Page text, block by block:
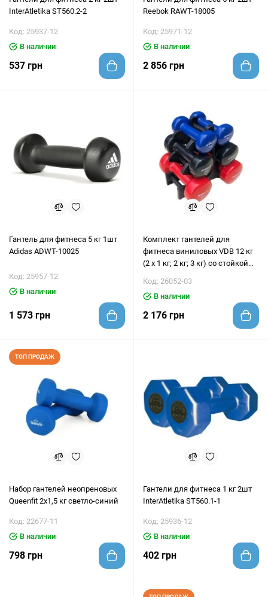
InterAtletika ST560.2-2
Код: 25937-12
В наличии
537 грн
Reebok RAWT-18005
Код: 25971-12
В наличии
2 856 грн
Гантель для фитнеса 5 кг 1шт
Adidas ADWT-10025
Код: 25957-12
В наличии
1 573 грн
Комплект гантелей для
фитнеса виниловых VDB 12 кг
(2 х 1 кг; 2 кг; 3 кг) со стойкой
Код: 26052-03
В наличии
2 176 грн
ТОП ПРОДАЖ
Набор гантелей неопреновых
Queenfit 2х1,5 кг светло-синий
Код: 22677-11
В наличии
798 грн
Гантели для фитнеса 1 кг 2шт
InterAtletika ST560.1-1
Код: 25936-12
В наличии
402 грн